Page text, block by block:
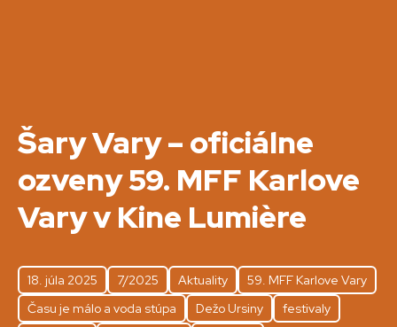
Šary Vary – oficiálne
ozveny 59. MFF Karlove
Vary v Kine Lumière
18. júla 2025 7/2025 Aktuality
59. MFF Karlove Vary
Času je málo a voda stúpa
Dežo Ursiny
festivaly